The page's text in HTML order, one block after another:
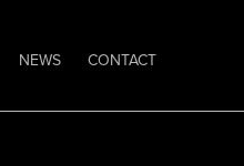
NEWS
CONTACT